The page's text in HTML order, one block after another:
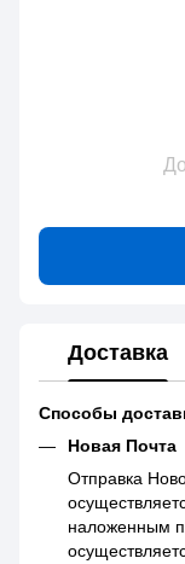
Доставка
Способы
Новая Почта
Отправка
наложенным